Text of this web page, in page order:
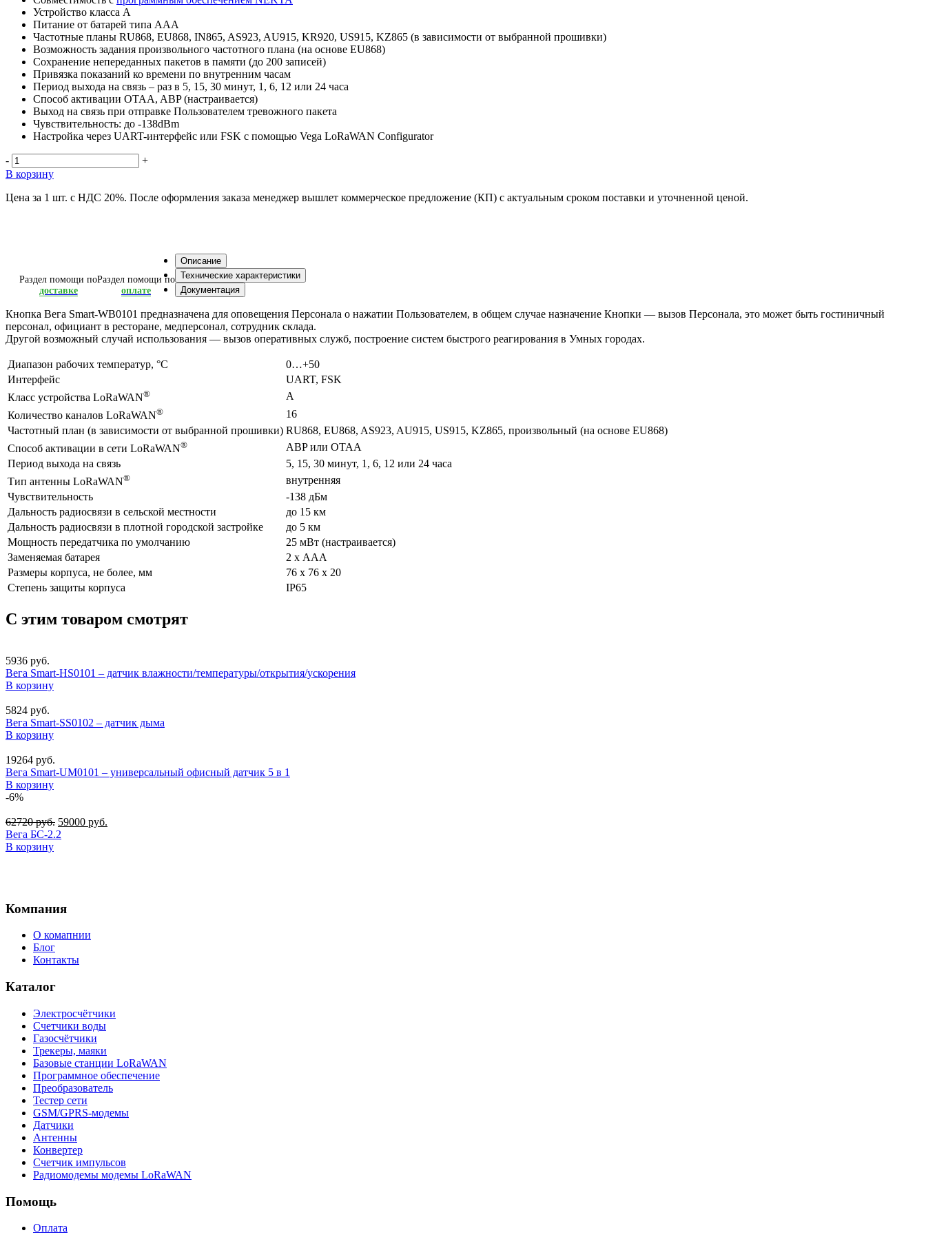
Устройство класса А
Питание от батарей типа ААА
Частотные планы RU868, EU868, IN865, AS923, AU915, KR920, US915, KZ865 (в зависимости от выбранной прошивки)
Возможность задания произвольного частотного плана (на основе EU868)
Сохранение непереданных пакетов в памяти (до 200 записей)
Привязка показаний ко времени по внутренним часам
Период выхода на связь – раз в 5, 15, 30 минут, 1, 6, 12 или 24 часа
Способ активации OTAA, ABP (настраивается)
Выход на связь при отправке Пользователем тревожного пакета
Чувствительность: до -138dBm
Настройка через UART-интерфейс или FSK с помощью Vega LoRaWAN Configurator
-
+
В корзину
Цена за 1 шт. с НДС 20%. После оформления заказа менеджер вышлет коммерческое предложение (КП) с актуальным сроком поставки и уточненной ценой.
Раздел помощи по
доставке
Раздел помощи по
оплате
Описание
Технические характеристики
Документация
Кнопка Вега Smart-WB0101 предназначена для оповещения Персонала о нажатии Пользователем, в общем случае назначение Кнопки — вызов Персонала, это может быть гостиничный
персонал, официант в ресторане, медперсонал, сотрудник склада.
Другой возможный случай использования — вызов оперативных служб, построение систем быстрого реагирования в Умных городах.
Диапазон рабочих температур, °С
0…+50
Интерфейс
UART, FSK
Класс устройства LoRaWAN®
A
Количество каналов LoRaWAN®
16
Частотный план (в зависимости от выбранной прошивки) RU868, EU868, AS923, AU915, US915, KZ865, произвольный (на основе EU868)
Способ активации в сети LoRaWAN®
ABP или OTAA
Период выхода на связь
5, 15, 30 минут, 1, 6, 12 или 24 часа
Тип антенны LoRaWAN®
внутренняя
Чувствительность
-138 дБм
Дальность радиосвязи в сельской местности
до 15 км
Дальность радиосвязи в плотной городской застройке
до 5 км
Мощность передатчика по умолчанию
25 мВт (настраивается)
Заменяемая батарея
2 x ААA
Размеры корпуса, не более, мм
76 х 76 х 20
Степень защиты корпуса
IP65
С этим товаром смотрят
5936 руб.
Вега Smart-HS0101 – датчик влажности/температуры/открытия/ускорения
В корзину
5824 руб.
Вега Smart-SS0102 – датчик дыма
В корзину
19264 руб.
Вега Smart-UM0101 – универсальный офисный датчик 5 в 1
В корзину
-6%
62720руб. 59000 руб.
Вега БС-2.2
В корзину
Компания
О комапнии
Блог
Контакты
Каталог
Электросчётчики
Счетчики воды
Газосчётчики
Трекеры, маяки
Базовые станции LoRaWAN
Программное обеспечение
Преобразователь
Тестер сети
GSM/GPRS-модемы
Датчики
Антенны
Конвертер
Счетчик импульсов
Радиомодемы модемы LoRaWAN
Помощь
Оплата